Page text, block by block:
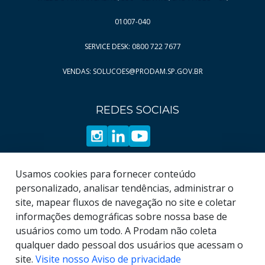
Página
Página
19
Página
82
Página
83
Página
Página
88
Página
89
Página
90
Página
91
Página
92
01007-040
SERVICE DESK: 0800 722 7677
VENDAS: SOLUCOES@PRODAM.SP.GOV.BR
REDES SOCIAIS
Usamos cookies para fornecer conteúdo
personalizado, analisar tendências, administrar o
site, mapear fluxos de navegação no site e coletar
informações demográficas sobre nossa base de
usuários como um todo. A Prodam não coleta
qualquer dado pessoal dos usuários que acessam o
site. Visite nosso Aviso de privacidade